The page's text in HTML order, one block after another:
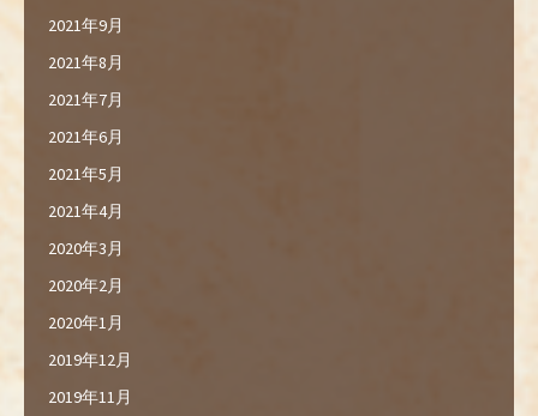
2021年9月
2021年8月
2021年7月
2021年6月
2021年5月
2021年4月
2020年3月
2020年2月
2020年1月
2019年12月
2019年11月